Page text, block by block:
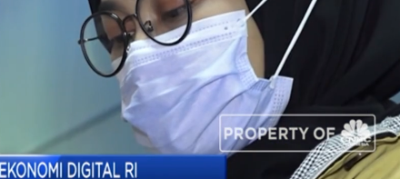
4 terbesar di dunia. Dengan berbagai pemikiran dan
Asia dan Indonesia, bagaimana Adam memandang
dalam wawancara eksklusif Impact with Peter Gontha
Schwarz berikut ini.